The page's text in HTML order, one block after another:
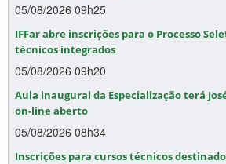
05/08/2026 09h25
IFFar abre inscrições para o Processo
técnicos integrados
05/08/2026 09h20
Aula inaugural da Especialização terá
on-line aberto
05/08/2026 08h34
Inscrições para cursos técnicos